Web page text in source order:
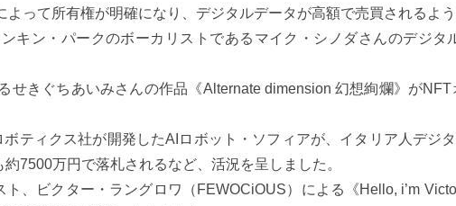
って所有権が明確になり、デジタルデータが高額で売買されるよう
キン・パークのボーカリストであるマイク・シノダさんのデジタ
せきぐちあいみさんの作品《Alternate dimension 幻想絢爛》が
ティクス社が開発したAIロボット・ソフィアが、イタリア人デジ
7500万円で落札されるなど、活況を呈しました。
、ビクター・ラングロワ（FEWOCiOUS）による《Hello, i’m